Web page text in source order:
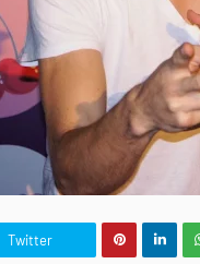
Twitter